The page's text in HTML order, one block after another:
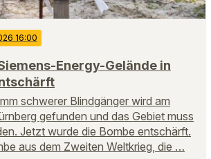
16:00
Energy-Gelände in
schwerer Blindgänger wird am
gefunden und das Gebiet muss
Jetzt wurde die Bombe entschärft.
aus dem Zweiten Weltkrieg, die …